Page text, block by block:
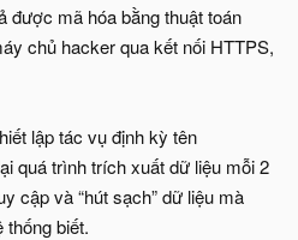
được mã hóa bằng thuật toán
chủ hacker qua kết nối HTTPS,
lập tác vụ định kỳ tên
quá trình trích xuất dữ liệu mỗi 2
cập và “hút sạch” dữ liệu mà
thống biết.